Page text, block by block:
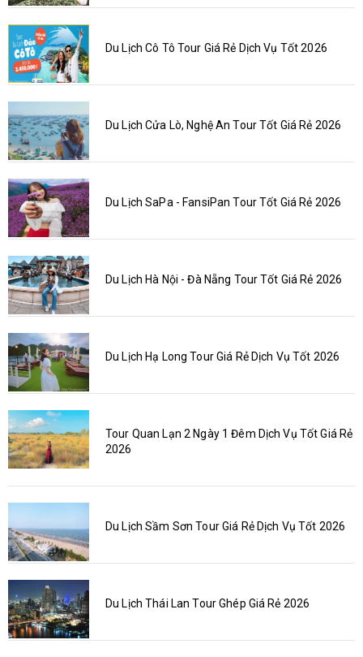
Du Lịch Cô Tô Tour Giá Rẻ Dịch Vụ Tốt 2026
Du Lịch Cửa Lò, Nghệ An Tour Tốt Giá Rẻ 2026
Du Lịch SaPa - FansiPan Tour Tốt Giá Rẻ 2026
Du Lịch Hà Nội - Đà Nẵng Tour Tốt Giá Rẻ 2026
Du Lịch Hạ Long Tour Giá Rẻ Dịch Vụ Tốt 2026
Tour Quan Lạn 2 Ngày 1 Đêm Dịch Vụ Tốt Giá Rẻ
2026
Du Lịch Sầm Sơn Tour Giá Rẻ Dịch Vụ Tốt 2026
Du Lịch Thái Lan Tour Ghép Giá Rẻ 2026